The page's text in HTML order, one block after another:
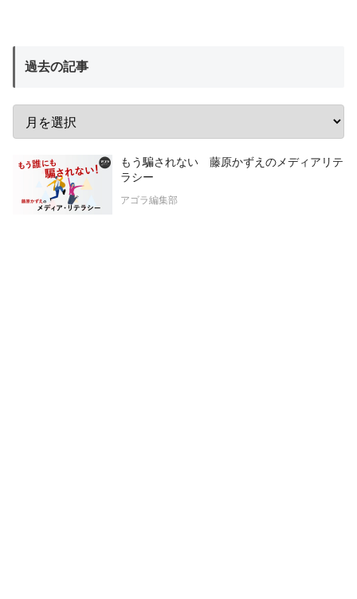
過去の記事
もう騙されない 藤原かずえのメディアリテ
ラシー
アゴラ編集部